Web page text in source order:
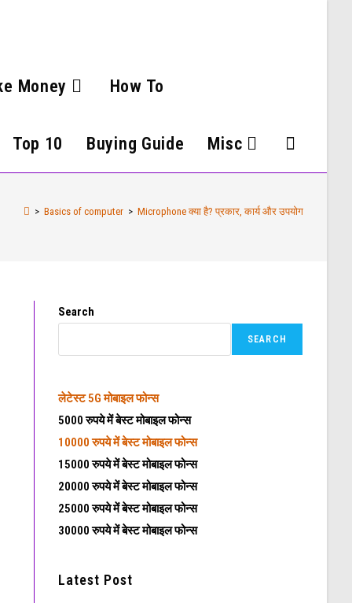
Money How To
Top 10 Buying Guide Misc
> Basics of computer > Microphone क्या है? प्रकार, कार्य और उपयोग
Search
SEARCH
लेटेस्ट5G मोबाइल फोन्स
5000 रुपये में बेस्ट मोबाइल फोन्स
10000 रुपये में बेस्ट मोबाइल फोन्स
15000 रुपये में बेस्ट मोबाइल फोन्स
20000 रुपये में बेस्ट मोबाइल फोन्स
25000 रुपये में बेस्ट मोबाइल फोन्स
30000 रुपये में बेस्ट मोबाइल फोन्स
Latest Post